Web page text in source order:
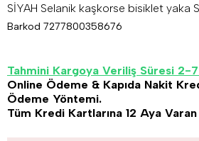
SİYAH Selanik kaşkorse bisiklet yaka
Barkod 7277800358676
Tahmini Kargoya Veriliş Süresi 2-
Online Ödeme & Kapıda Nakit
Ödeme Yöntemi.
Tüm Kredi Kartlarına 12 Aya